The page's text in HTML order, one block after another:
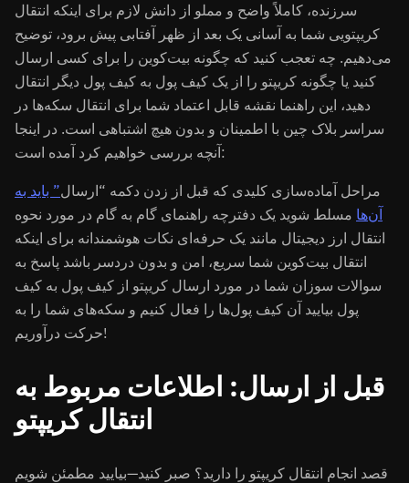
سرزنده، کاملاً واضح و مملو از دانش لازم برای اینکه انتقال
کریپتویی شما به آسانی یک بعد از ظهر آفتابی پیش برود، توضیح
می‌دهیم. چه تعجب کنید که چگونه بیت‌کوین را برای کسی ارسال
کنید یا چگونه کریپتو را از یک کیف پول به کیف پول دیگر انتقال
دهید، این راهنما نقشه قابل اعتماد شما برای انتقال سکه‌ها در
سراسر بلاک چین با اطمینان و بدون هیچ اشتباهی است. در اینجا
آنچه بررسی خواهیم کرد آمده است:
مراحل آماده‌سازی کلیدی که قبل از زدن دکمه “ارسال” باید به
آن‌ها مسلط شوید یک دفترچه راهنمای گام به گام در مورد نحوه
انتقال ارز دیجیتال مانند یک حرفه‌ای نکات هوشمندانه برای اینکه
انتقال بیت‌کوین شما سریع، امن و بدون دردسر باشد پاسخ به
سوالات سوزان شما در مورد ارسال کریپتو از کیف پول به کیف
پول بیایید آن کیف پول‌ها را فعال کنیم و سکه‌های شما را به
حرکت درآوریم!
قبل از ارسال: اطلاعات مربوط به
انتقال کریپتو
قصد انجام انتقال کریپتو را دارید؟ صبر کنید—بیایید مطمئن شویم